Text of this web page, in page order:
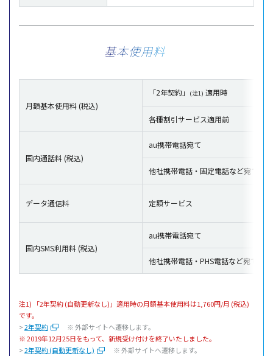
基本使用料
月額基本使用料 (税込)
「2年契約」 (注1) 適用時
各種割引サービス適用前
国内通話料 (税込)
au携帯電話宛て
他社携帯電話・固定電話など宛て
データ通信料 定額サービス
国内SMS利用料 (税込)
au携帯電話宛て
他社携帯電話・PHS電話など宛て
注1) 「2年契約 (自動更新なし)」適用時の月額基本使用料は1,760円/月 (税込)
です。
>2年契約
※ 外部サイトへ遷移します。
※ 2019年12月25日をもって、新規受け付けを終了いたしました。
>2年契約 (自動更新なし)
※ 外部サイトへ遷移します。